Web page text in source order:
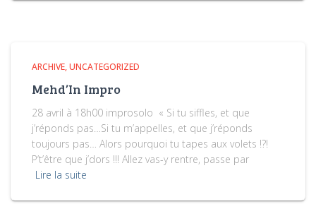
ARCHIVE UNCATEGORIZED
Mehd’In Impro
28 avril à 18h00 improsolo « Si tu siffles, et que
j’réponds pas…Si tu m’appelles, et que j’réponds
toujours pas… Alors pourquoi tu tapes aux volets !?!
P’t’être que j’dors !!! Allez vas-y rentre, passe par
Lire la suite